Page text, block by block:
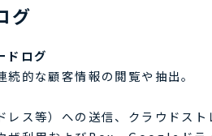
グ
ドログ
的な顧客情報の閲覧や抽出。
ス等）への送信、クラウドスト